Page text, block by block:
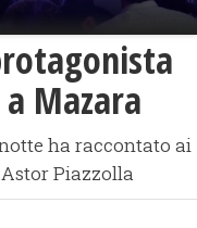
Mazara
ha raccontato ai
Piazzolla